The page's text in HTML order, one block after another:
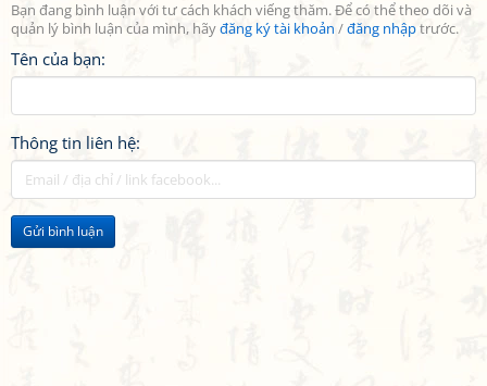
Bạn đang bình luận với tư cách khách viếng thăm. Để có thể theo dõi và
quản lý bình luận của mình, hãyđăng ký tài khoản /đăng nhậptrước.
Tên của bạn:
Thông tin liên hệ:
Gửi bình luận